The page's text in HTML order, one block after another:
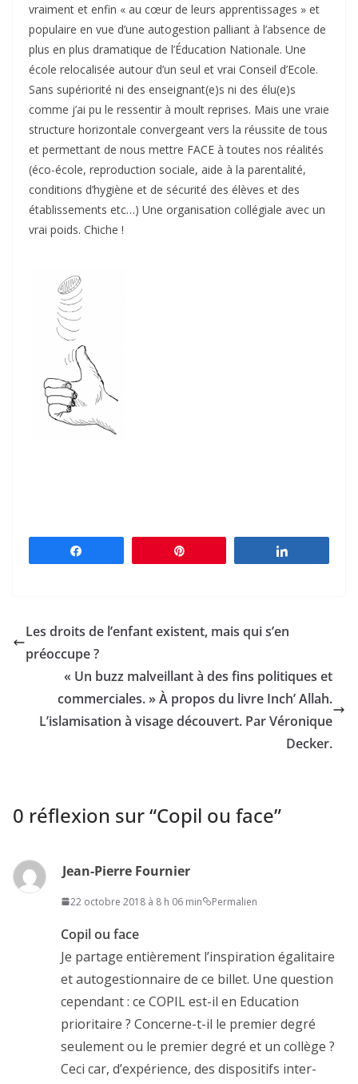
vraiment et enfin « au cœur de leurs apprentissages » et
populaire en vue d’une autogestion palliant à l’absence de
plus en plus dramatique de l’Éducation Nationale. Une
école relocalisée autour d’un seul et vrai Conseil d’Ecole.
Sans supériorité ni des enseignant(e)s ni des élu(e)s
comme j’ai pu le ressentir à moult reprises. Mais une vraie
structure horizontale convergeant vers la réussite de tous
et permettant de nous mettre FACE à toutes nos réalités
(éco-école, reproduction sociale, aide à la parentalité,
conditions d’hygiène et de sécurité des élèves et des
établissements etc…) Une organisation collégiale avec un
vrai poids. Chiche !
Les droits de l’enfant existent, mais qui s’en
préoccupe ?
« Un buzz malveillant à des fins politiques et
commerciales. » À propos du livre Inch’ Allah.
L’islamisation à visage découvert. Par Véronique
Decker.
0 réflexion sur “Copil ou face”
Jean-Pierre Fournier
22 octobre 2018 à 8 h 06 min Permalien
Copil ou face
Je partage entièrement l’inspiration égalitaire
et autogestionnaire de ce billet. Une question
cependant : ce COPIL est-il en Education
prioritaire ? Concerne-t-il le premier degré
seulement ou le premier degré et un collège ?
Ceci car, d’expérience, des dispositifs inter-